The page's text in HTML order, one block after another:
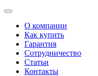
О компании
Как купить
Гарантия
Сотрудничество
Статьи
Контакты